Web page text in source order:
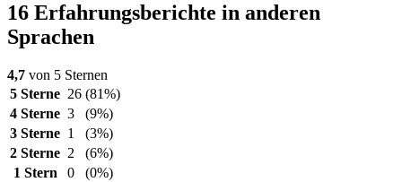
16 Erfahrungsberichte in anderen
Sprachen
4,7 von 5 Sternen
5 Sterne 26 (81%)
4 Sterne 3
(9%)
3 Sterne 1
(3%)
2 Sterne 2
(6%)
1 Stern
0 (0%)